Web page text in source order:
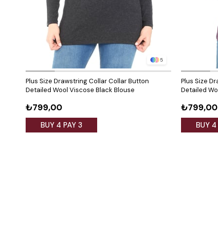
5
Plus Size Drawstring Collar Collar Button
Detailed Wool Viscose Black Blouse
₺799,00
BUY 4 PAY 3
Plus Size
Detailed
₺799,00
BUY 4